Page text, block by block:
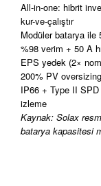
All-in-one: hibrit
kur-ve-çalıştır
Modüler batarya
%98 verim + 50 A
EPS yedek (2×
200% PV
IP66 + Type II
izleme
Kaynak: Solax
batarya kapasitesi